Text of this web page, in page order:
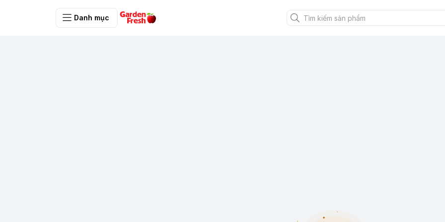
Danh mục